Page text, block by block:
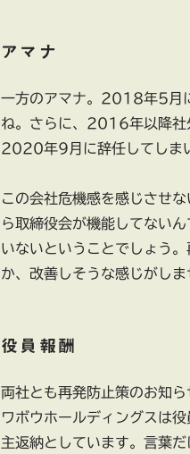
アマナ
一方のアマナ。2018年5月
ね。さらに、2016年以降社
2020年9月に辞任してしま
この会社危機感を感じさせ
ら取締役会が機能してない
いないということでしょう
か、改善しそうな感じがしま
役員報酬
両社とも再発防止策のお知
ワボウホールディングスは
主返納としています。言葉